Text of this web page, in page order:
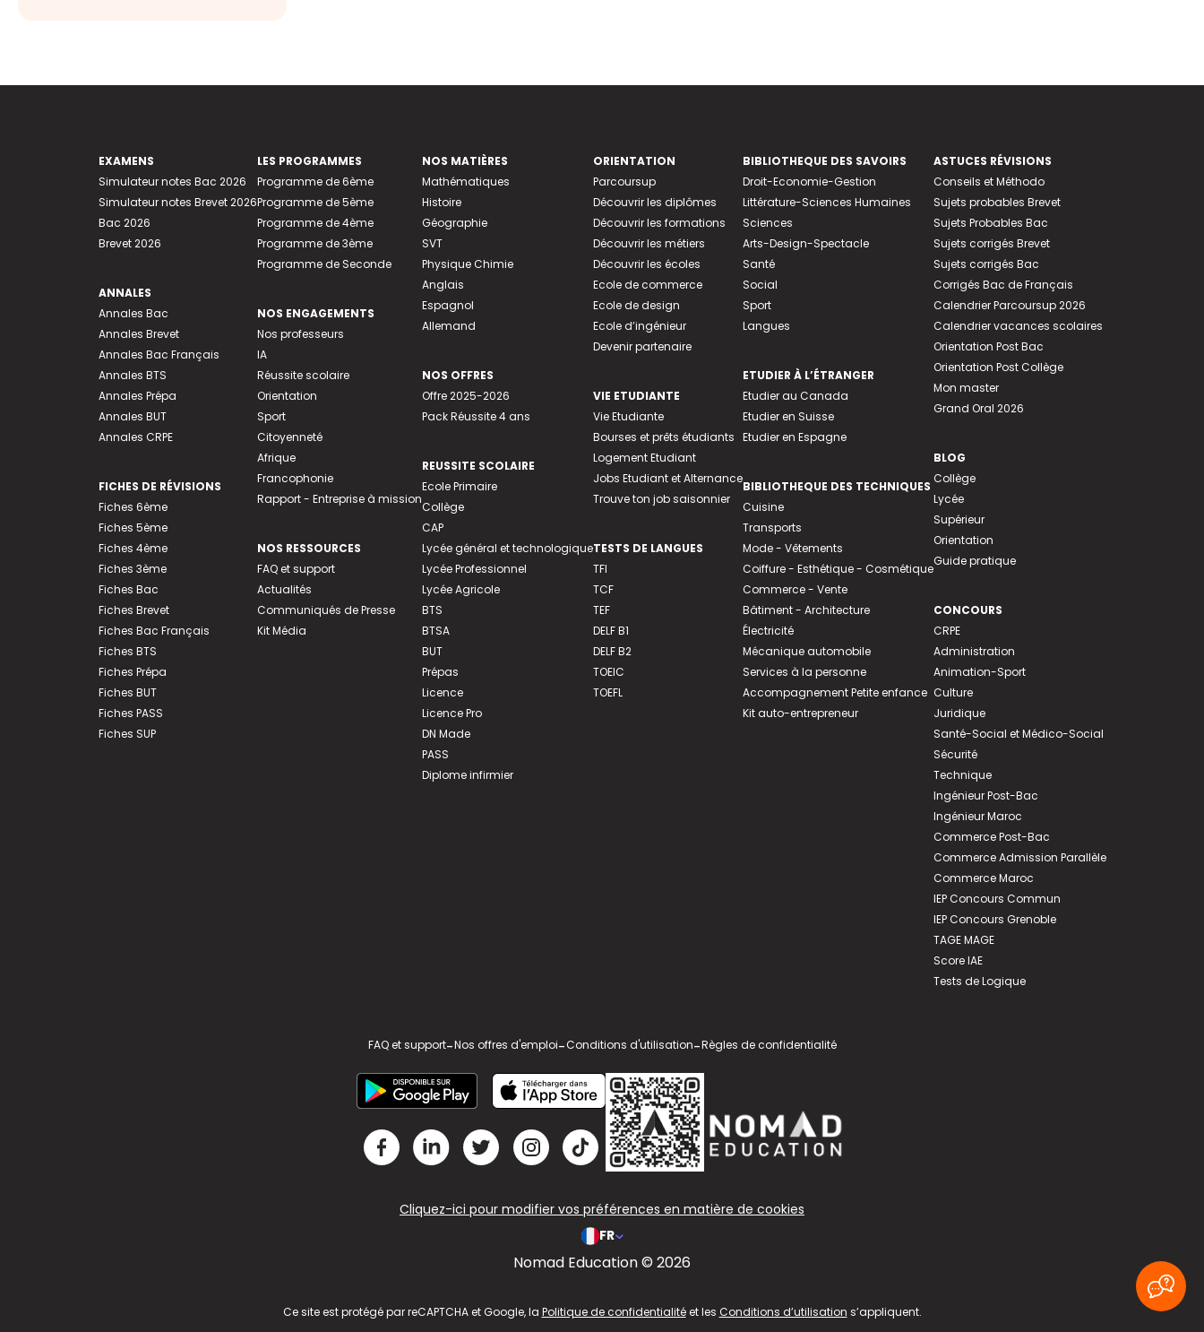
EXAMENS
Simulateur notes Bac 2026
Simulateur notes Brevet 2026
Bac 2026
Brevet 2026
ANNALES
Annales Bac
Annales Brevet
Annales Bac Français
Annales BTS
Annales Prépa
Annales BUT
Annales CRPE
FICHES DE RÉVISIONS
Fiches 6ème
Fiches 5ème
Fiches 4ème
Fiches 3ème
Fiches Bac
Fiches Brevet
Fiches Bac Français
Fiches BTS
Fiches Prépa
Fiches BUT
Fiches PASS
Fiches SUP
LES PROGRAMMES
Programme de 6ème
Programme de 5ème
Programme de 4ème
Programme de 3ème
Programme de Seconde
NOS ENGAGEMENTS
Nos professeurs
IA
Réussite scolaire
Orientation
Sport
Citoyenneté
Afrique
Francophonie
Rapport - Entreprise à mission
NOS RESSOURCES
FAQ et support
Actualités
Communiqués de Presse
Kit Média
NOS MATIÈRES
Mathématiques
Histoire
Géographie
SVT
Physique Chimie
Anglais
Espagnol
Allemand
NOS OFFRES
Offre 2025-2026
Pack Réussite 4 ans
REUSSITE SCOLAIRE
Ecole Primaire
Collège
CAP
Lycée général et technologique
Lycée Professionnel
Lycée Agricole
BTS
BTSA
BUT
Prépas
Licence
Licence Pro
DN Made
PASS
Diplome infirmier
ORIENTATION
Parcoursup
Découvrir les diplômes
Découvrir les formations
Découvrir les métiers
Découvrir les écoles
Ecole de commerce
Ecole de design
Ecole d’ingénieur
Devenir partenaire
VIE ETUDIANTE
Vie Etudiante
Bourses et prêts étudiants
Logement Etudiant
Jobs Etudiant et Alternance
Trouve ton job saisonnier
TESTS DE LANGUES
TFI
TCF
TEF
DELF B1
DELF B2
TOEIC
TOEFL
BIBLIOTHEQUE DES SAVOIRS
Droit-Economie-Gestion
Littérature-Sciences Humaines
Sciences
Arts-Design-Spectacle
Santé
Social
Sport
Langues
ETUDIER À L’ÉTRANGER
Etudier au Canada
Etudier en Suisse
Etudier en Espagne
BIBLIOTHEQUE DES TECHNIQUES
Cuisine
Transports
Mode - Vêtements
Coiffure - Esthétique - Cosmétique
Commerce - Vente
Bâtiment - Architecture
Électricité
Mécanique automobile
Services à la personne
Accompagnement Petite enfance
Kit auto-entrepreneur
ASTUCES RÉVISIONS
Conseils et Méthodo
Sujets probables Brevet
Sujets Probables Bac
Sujets corrigés Brevet
Sujets corrigés Bac
Corrigés Bac de Français
Calendrier Parcoursup 2026
Calendrier vacances scolaires
Orientation Post Bac
Orientation Post Collège
Mon master
Grand Oral 2026
BLOG
Collège
Lycée
Supérieur
Orientation
Guide pratique
CONCOURS
CRPE
Administration
Animation-Sport
Culture
Juridique
Santé-Social et Médico-Social
Sécurité
Technique
Ingénieur Post-Bac
Ingénieur Maroc
Commerce Post-Bac
Commerce Admission Parallèle
Commerce Maroc
IEP Concours Commun
IEP Concours Grenoble
TAGE MAGE
Score IAE
Tests de Logique
FAQ et support-Nos offres d'emploi-Conditions d'utilisation-Règles de confidentialité
Cliquez-ici pour modifier vos préférences en matière de cookies
FR
Nomad Education © 2026
Ce site est protégé par reCAPTCHA et Google, la Politique de confidentialitéet les Conditions d’utilisation s’appliquent.